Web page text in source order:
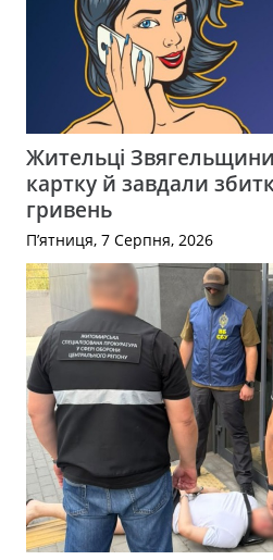
Жительці
картку й завдали
гривень
П’ятниця, 7 Серпня, 2026